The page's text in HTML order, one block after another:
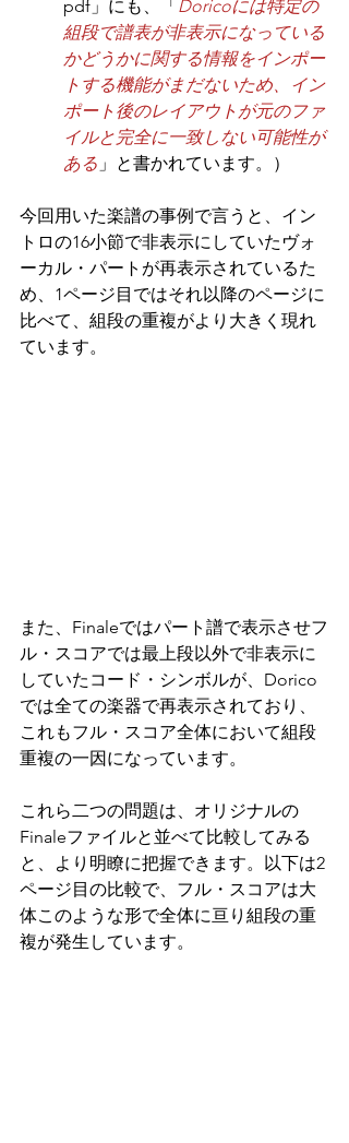
pdf」にも、「Doricoには特定の
組段で譜表が非表示になっている
かどうかに関する情報をインポー
トする機能がまだないため、イン
ポート後のレイアウトが元のファ
イルと完全に一致しない可能性が
ある 」と書かれています。）
今回用いた楽譜の事例で言うと、イン
トロの16小節で非表示にしていたヴォ
ーカル・パートが再表示されているた
め、1ページ目ではそれ以降のページに
比べて、組段の重複がより大きく現れ
ています。
また、Finaleではパート譜で表示させフ
ル・スコアでは最上段以外で非表示に
していたコード・シンボルが、Dorico
では全ての楽器で再表示されており、
これもフル・スコア全体において組段
重複の一因になっています。
これら二つの問題は、オリジナルの
Finaleファイルと並べて比較してみる
と、より明瞭に把握できます。以下は2
ページ目の比較で、フル・スコアは大
体このような形で全体に亘り組段の重
複が発生しています。